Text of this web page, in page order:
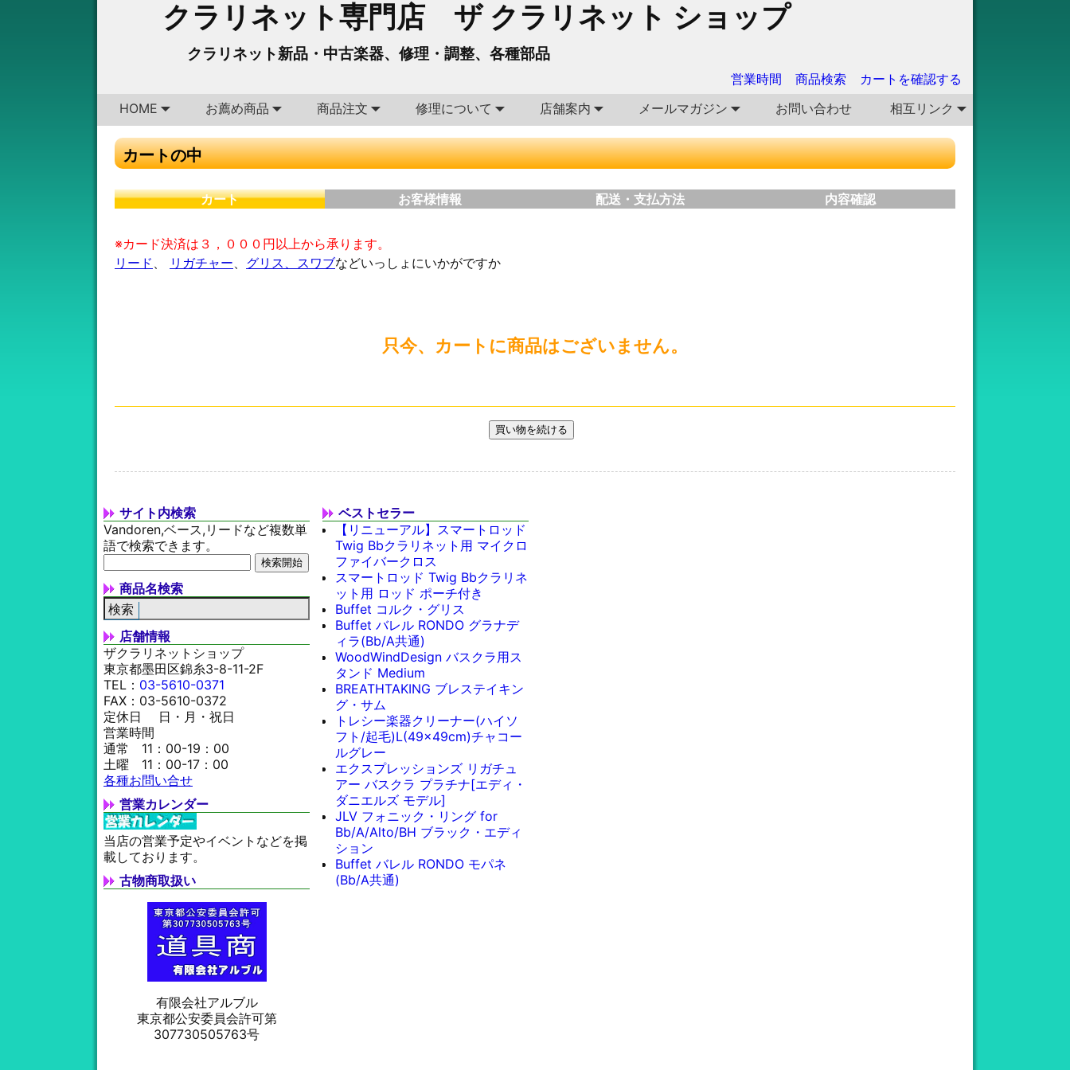
クラリネット専門店 ザ クラリネット ショップ
クラリネット新品・中古楽器、修理・調整、各種部品
営業時間 商品検索
カートを確認する
HOME
お薦め商品 商品注文 修理について 店舗案内 メールマガジン お問い合わせ 相互リンク
カートの中
カート お客様情報 配送・支払方法 内容確認
※カード決済は３，０００円以上から承ります。
リード
リガチャー グリス、スワブなどいっしょにいかがですか
只今、カートに商品はございません。
サイト内検索
Vandoren,ベース,リードなど複数単
語で検索できます。
商品名検索
店舗情報
ザクラリネットショップ
東京都墨田区錦糸3-8-11-2F
TEL： 03-5610-0371
FAX：03-5610-0372
定休日 日・月・祝日
営業時間
通常 11：00-19：00
土曜 11：00-17：00
各種お問い合せ
営業カレンダー
当店の営業予定やイベントなどを掲
載しております。
古物商取扱い
有限会社アルブル
東京都公安委員会許可第
307730505763号
ベストセラー
【リニューアル】スマートロッド
Twig Bbクラリネット用 マイクロ
ファイバークロス
スマートロッド Twig Bbクラリネ
ット用 ロッド ポーチ付き
Buffet コルク・グリス
Buffet バレル RONDO グラナデ
ィラ(Bb/A共通)
WoodWindDesign バスクラ用ス
タンド Medium
BREATHTAKING ブレステイキン
グ・サム
トレシー楽器クリーナー(ハイソ
フト/起毛)L(49x49cm)チャコー
ルグレー
エクスプレッションズ リガチュ
アー バスクラ プラチナ[エディ・
ダニエルズ モデル]
JLV フォニック・リング for
Bb/A/Alto/BH ブラック・エディ
ション
Buffet バレル RONDO モパネ
(Bb/A共通)